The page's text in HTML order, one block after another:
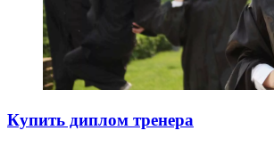
Купить диплом тренера